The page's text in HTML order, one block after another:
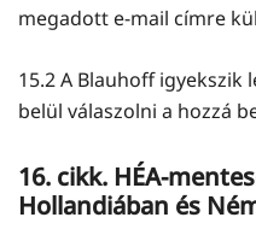
megadott e-mail címre
15.2 A Blauhoff
belül válaszolni a hozzá
16. cikk. HÉA-
Hollandiában és